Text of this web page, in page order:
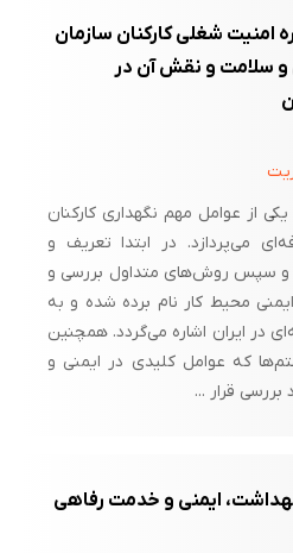
امنیت شغلی کارکنان سازمان
و سلامت و نقش آن در
از عوامل مهم نگهداری کارکنان
می‌پردازد. در ابتدا تعریف و
و سپس روش‌های متداول بررسی و
محیط کار نام برده شده و به
در ایران اشاره می‌گردد. همچنین
که عوامل کلیدی در ایمنی و
قرار ...
ایمنی و خدمت رفاهی